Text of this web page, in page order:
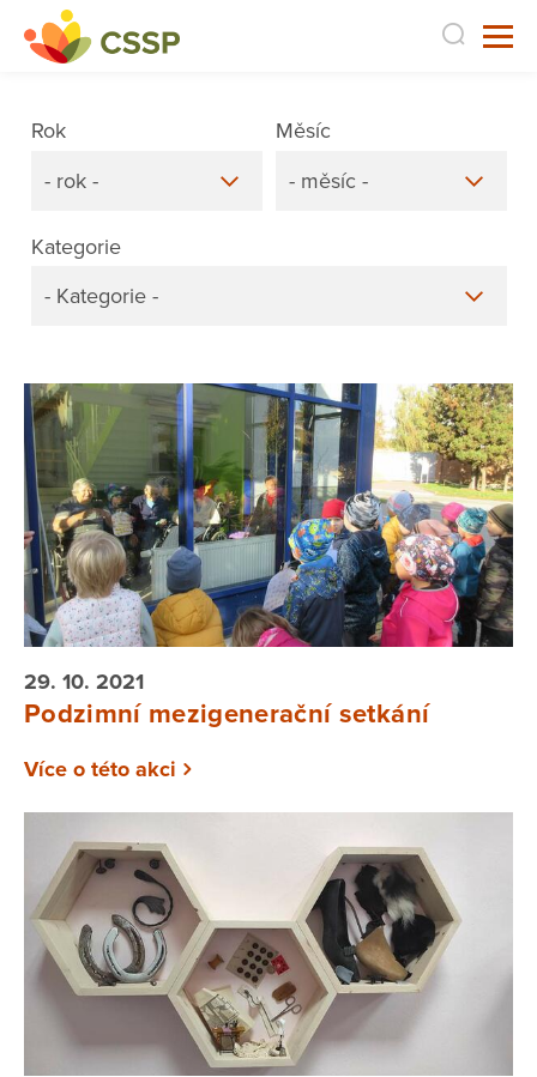
Kategorie
- Kategorie -
Rok
- rok -
Měsíc
- měsíc -
29. 10. 2021
Podzimní mezigenerační setkání
Více o této akci